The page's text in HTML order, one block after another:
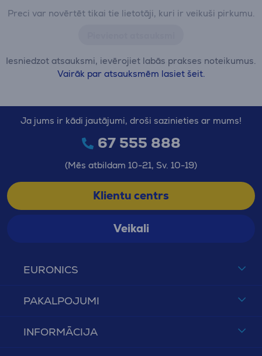
Preci var novērtēt tikai tie lietotāji, kuri ir veikuši pirkumu.
Iesniedzot atsauksmi, ievērojiet labās prakses noteikumus.
Vairāk par atsauksmēm lasiet šeit.
EURONICS
PAKALPOJUMI
INFORMĀCIJA
Ja jums ir kādi jautājumi, droši sazinieties ar mums!
67 555 888
(Mēs atbildam 10-21, Sv. 10-19)
Klientu centrs
Veikali